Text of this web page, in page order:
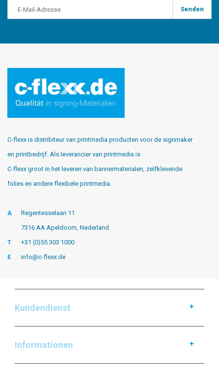
Senden
C-flexx is distribiteur van printmedia producten voor de signmaker
en printbedrijf. Als leverancier van printmedia is
C-flexx groot in het leveren van bannermaterialen, zelfklevende
folies en andere flexibele printmedia.
A
Regentesselaan 11
7316 AA Apeldoorn, Nederland
T
+31 (0)55 303 1000
E
info@c-flexx.de
Kundendienst
Informationen